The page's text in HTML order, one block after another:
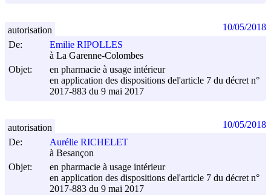
De:
Emilie RIPOLLES
à La Garenne-Colombes
Objet:
en pharmacie à usage intérieur
en application des dispositions del'article 7 du décret n°
2017-883 du 9 mai 2017
autorisation 10/05/2018
De:
Aurélie RICHELET
à Besançon
Objet:
en pharmacie à usage intérieur
en application des dispositions del'article 7 du décret n°
2017-883 du 9 mai 2017
autorisation 10/05/2018